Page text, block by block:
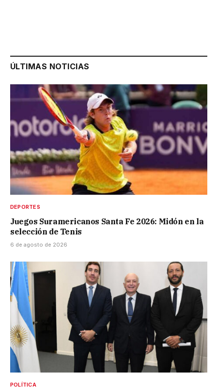
ÚLTIMAS NOTICIAS
DEPORTES
Juegos Suramericanos Santa Fe 2026: Midón en la
selección de Tenis
6 de agosto de 2026
POLÍTICA